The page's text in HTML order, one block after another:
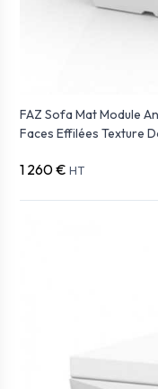
FAZ Sofa Mat Module
Faces Effilées Texture
1 260 € HT